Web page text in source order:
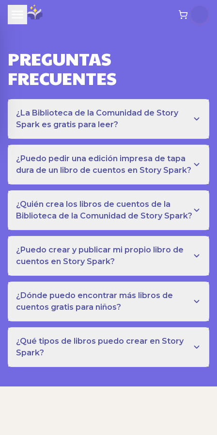
PREGUNTAS
FRECUENTES
¿La Biblioteca de la Comunidad de Story
Spark es gratis para leer?
¿Puedo pedir una edición impresa de tapa
dura de un libro de cuentos en Story Spark?
¿Quién crea los libros de cuentos de la
Biblioteca de la Comunidad de Story Spark?
¿Puedo crear y publicar mi propio libro de
cuentos en Story Spark?
¿Dónde puedo encontrar más libros de
cuentos gratis para niños?
¿Qué tipos de libros puedo crear en Story
Spark?